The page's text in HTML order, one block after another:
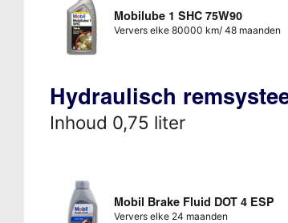
Mobilube 1 SHC 75W90
Ververs elke 80000 km/ 48 maanden
Hydraulisch
Inhoud 0,75 liter
Mobil Brake Fluid DOT 4 ESP
Ververs elke 24 maanden